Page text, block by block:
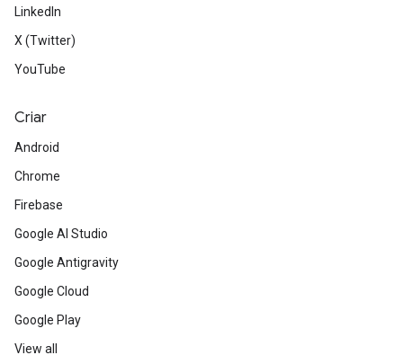
LinkedIn
X (Twitter)
YouTube
Criar
Android
Chrome
Firebase
Google AI Studio
Google Antigravity
Google Cloud
Google Play
View all